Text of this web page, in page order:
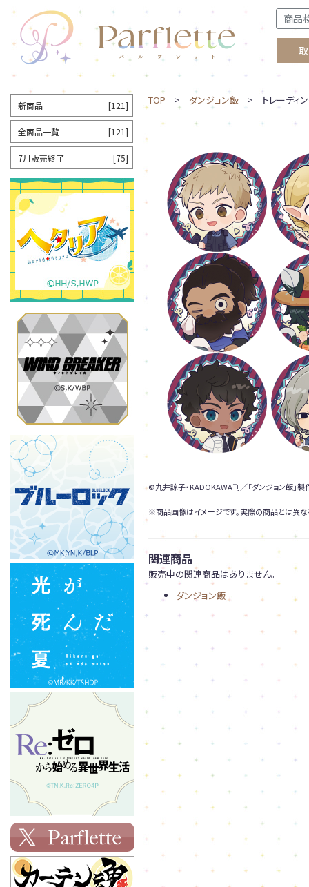
TOP > ダンジョン飯 > トレーディン
©九井諒子・KADOKAWA刊／「ダンジョン飯」
※商品画像はイメージです。実際の商品とは異な
関連商品
販売中の関連商品はありません。
ダンジョン飯
新商品 [121]
全商品一覧 [121]
7月販売終了 [75]